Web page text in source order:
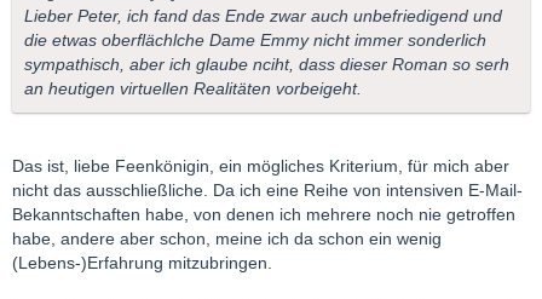
Lieber Peter, ich fand das Ende zwar auch unbefriedigend und
die etwas oberflächlche Dame Emmy nicht immer sonderlich
sympathisch, aber ich glaube nciht, dass dieser Roman so serh
an heutigen virtuellen Realitäten vorbeigeht.
Das ist, liebe Feenkönigin, ein mögliches Kriterium, für mich aber
nicht das ausschließliche. Da ich eine Reihe von intensiven E-Mail-
Bekanntschaften habe, von denen ich mehrere noch nie getroffen
habe, andere aber schon, meine ich da schon ein wenig
(Lebens-)Erfahrung mitzubringen.